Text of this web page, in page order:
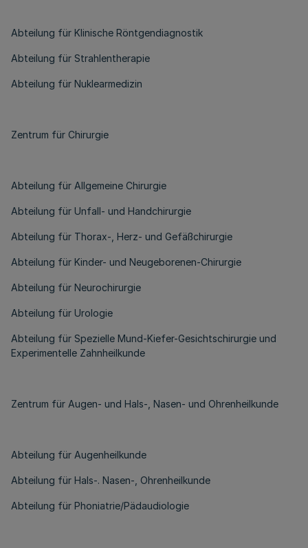
Abteilung für Klinische Röntgendiagnostik
Abteilung für Strahlentherapie
Abteilung für Nuklearmedizin
Zentrum für Chirurgie
Abteilung für Allgemeine Chirurgie
Abteilung für Unfall- und Handchirurgie
Abteilung für Thorax-, Herz- und Gefäßchirurgie
Abteilung für Kinder- und Neugeborenen-Chirurgie
Abteilung für Neurochirurgie
Abteilung für Urologie
Abteilung für Spezielle Mund-Kiefer-Gesichtschirurgie und
Experimentelle Zahnheilkunde
Zentrum für Augen- und Hals-, Nasen- und Ohrenheilkunde
Abteilung für Augenheilkunde
Abteilung für Hals-. Nasen-, Ohrenheilkunde
Abteilung für Phoniatrie/Pädaudiologie